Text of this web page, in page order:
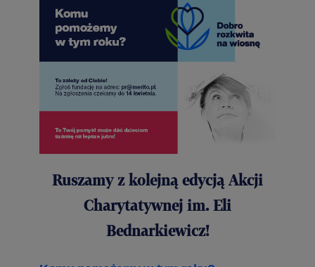
Ruszamy z kolejną edycją Akcji
Charytatywnej im. Eli
Bednarkiewicz!